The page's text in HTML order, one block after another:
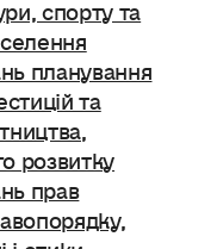
планування
та
розвитку
прав